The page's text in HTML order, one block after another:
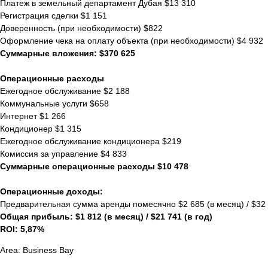
Платеж в земельный департамент Дубая $13 310
Регистрация сделки $1 151
Доверенность (при необходимости) $822
Оформление чека на оплату объекта (при необходимости) $4 932
Суммарные вложения: $370 625
Операционные расходы
Ежегодное обслуживание $2 188
Коммунальные услуги $658
Интернет $1 266
Кондиционер $1 315
Ежегодное обслуживание кондиционера $219
Комиссия за управление $4 833
Суммарные операционные расходы $10 478
Операционные доходы:
Предварительная сумма аренды помесячно $2 685 (в месяц) / $32
Общая прибыль: $1 812 (в месяц) / $21 741 (в год)
ROI: 5,87%
Area: Business Bay